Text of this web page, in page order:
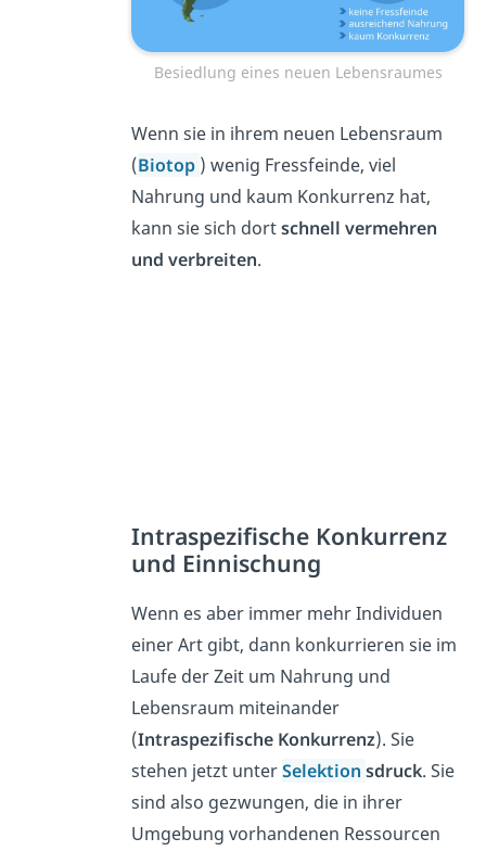
Besiedlung eines neuen Lebensraumes
Wenn sie in ihrem neuen Lebensraum
(Biotop ) wenig Fressfeinde, viel
Nahrung und kaum Konkurrenz hat,
kann sie sich dortschnell vermehren
und verbreiten.
Intraspezifische Konkurrenz
und Einnischung
Wenn es aber immer mehr Individuen
einer Art gibt, dann konkurrieren sie im
Laufe der Zeit um Nahrung und
Lebensraum miteinander
(Intraspezifische Konkurrenz). Sie
stehen jetzt unterSelektionsdruck. Sie
sind also gezwungen, die in ihrer
Umgebung vorhandenen Ressourcen